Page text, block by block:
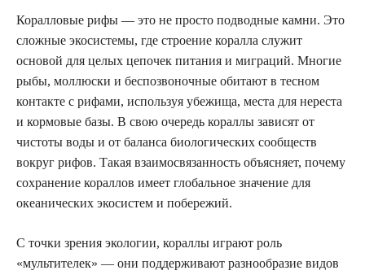
Коралловые рифы — это не просто подводные камни. Это
сложные экосистемы, где строение коралла служит
основой для целых цепочек питания и миграций. Многие
рыбы, моллюски и беспозвоночные обитают в тесном
контакте с рифами, используя убежища, места для нереста
и кормовые базы. В свою очередь кораллы зависят от
чистоты воды и от баланса биологических сообществ
вокруг рифов. Такая взаимосвязанность объясняет, почему
сохранение кораллов имеет глобальное значение для
океанических экосистем и побережий.
С точки зрения экологии, кораллы играют роль
«мультителек» — они поддерживают разнообразие видов